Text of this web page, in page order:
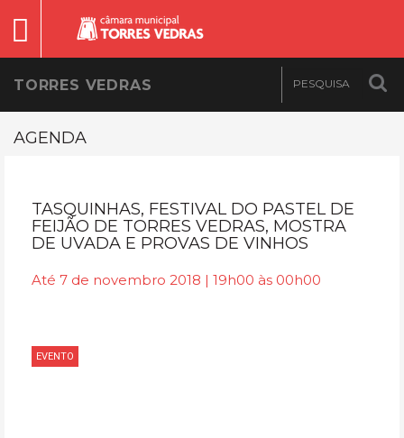
TORRES VEDRAS
AGENDA
TASQUINHAS, FESTIVAL DO PASTEL DE
FEIJÃO DE TORRES VEDRAS, MOSTRA
DE UVADA E PROVAS DE VINHOS
Até 7 de novembro 2018 | 19h00 às 00h00
EVENTO